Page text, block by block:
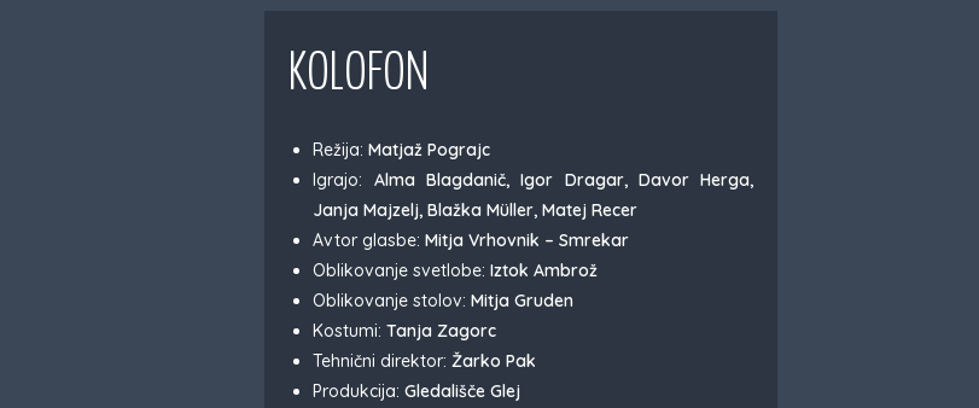
KOLOFON
Režija: Matjaž Pograjc
Igrajo: Alma Blagdanič, Igor Dragar, Davor Herga,
Janja Majzelj, Blažka Müller, Matej Recer
Avtor glasbe: Mitja Vrhovnik – Smrekar
Oblikovanje svetlobe:Iztok Ambrož
Oblikovanje stolov: Mitja Gruden
Kostumi:Tanja Zagorc
Tehnični direktor: Žarko Pak
Produkcija: Gledališče Glej